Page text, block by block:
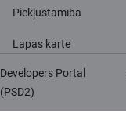
Piekļūstamība
Lapas karte
Developers Portal
(PSD2)